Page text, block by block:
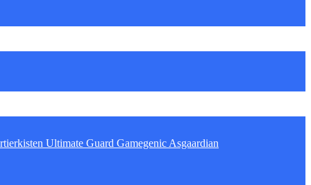
Ultimate Guard Gamegenic Asgaardian